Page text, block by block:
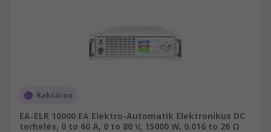
Raktáron
EA-ELR 10000 EA Elektro-Automatik Elektronikus DC
terhelés, 0 to 60 A, 0 to 80 V, 15000 W, 0.016 to 26 Ω